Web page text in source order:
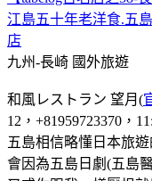
江島五十年老洋食.五
店
九州-長崎 國外旅遊
和風レストラン 望月(
12，+81959723370，
五島相信略懂日本旅
會因為五島日劇(五島